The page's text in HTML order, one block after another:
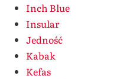
Inch Blue
Insular
Jedność
Kabak
Kefas